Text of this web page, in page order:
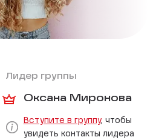
Лидер группы
Оксана Миронова
Вступите в группу, чтобы
увидеть контакты лидера